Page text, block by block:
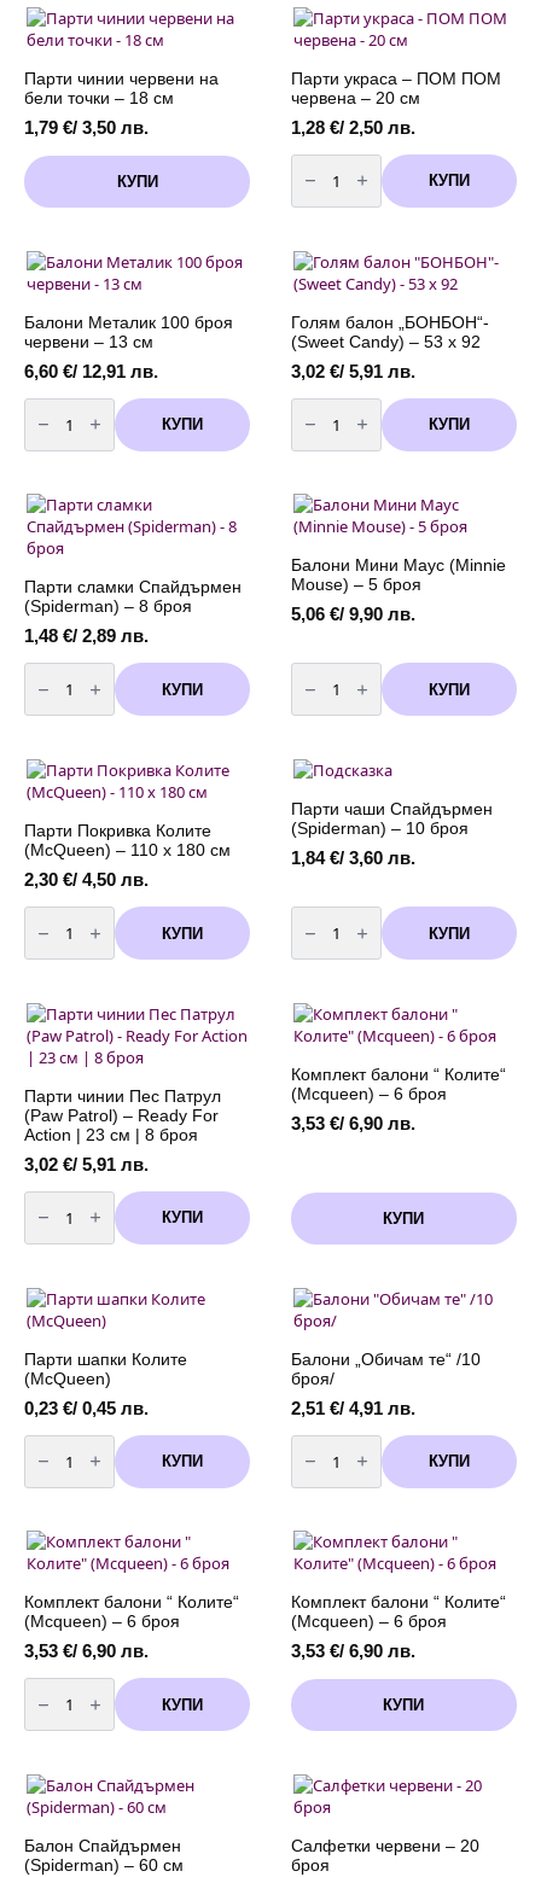
червен
-
46
/22
метра/
Парти чинии червени на
бели точки – 18 см
1,79 €/ 3,50 лв.
КУПИ
Парти украса – ПОМ ПОМ
червена – 20 см
1,28 €/ 2,50 лв.
количество
за
Парти
украса
ПОМ
червена
-
см
КУПИ
Балони Металик 100 броя
червени – 13 см
6,60 €/ 12,91 лв.
количество
за
Балони
Металик
червени
-
13
см
КУПИ
Голям балон „БОНБОН“-
(Sweet Candy) – 53 x 92
3,02 €/ 5,91 лв.
количество
за
Голям
балон
Candy)
-
53
92
КУПИ
Парти сламки Спайдърмен
(Spiderman) – 8 броя
1,48 €/ 2,89 лв.
количество
за
Парти
сламки
-
8
броя
КУПИ
Балони Мини Маус (Minnie
Mouse) – 5 броя
5,06 €/ 9,90 лв.
количество
за
Балони
Мини
Mouse)
-
броя
КУПИ
Парти Покривка Колите
(McQueen) – 110 х 180 см
2,30 €/ 4,50 лв.
количество
за
Парти
Покривка
-
110
х
180
см
КУПИ
Парти чаши Спайдърмен
(Spiderman) – 10 броя
1,84€/ 3,60 лв.
количество
за
Парти
чаши
-
10
броя
КУПИ
Парти чинии Пес Патрул
(Paw Patrol) – Ready For
Action | 23 cм | 8 броя
3,02 €/ 5,91 лв.
количество
за
Парти
чинии
(Paw
Patrol)
-
For
Action
|
23
cм
|
броя
КУПИ
Комплект балони “ Колите“
(Mcqueen) – 6 броя
3,53 €/ 6,90 лв.
КУПИ
Парти шапки Колите
(McQueen)
0,23 €/ 0,45 лв.
количество
за
Парти
шапки
КУПИ
Балони „Обичам те“ /10
броя/
2,51 €/ 4,91 лв.
количество
за
Балони
"Обичам
броя/
КУПИ
Комплект балони “ Колите“
(Mcqueen) – 6 броя
3,53 €/ 6,90 лв.
количество
за
Комплект
балони
(Mcqueen)
-
6
КУПИ
Комплект балони “ Колите“
(Mcqueen) – 6 броя
3,53 €/ 6,90 лв.
КУПИ
Балон Спайдърмен
(Spiderman) – 60 см
Салфетки червени – 20
броя